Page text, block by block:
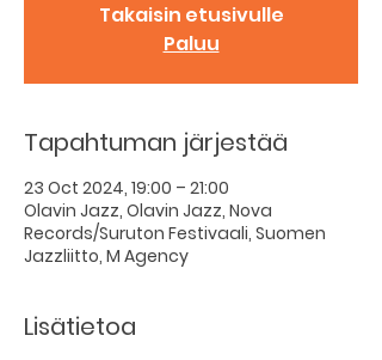
Takaisin etusivulle
Paluu
Tapahtuman järjestää
23 Oct 2024, 19:00 – 21:00
Olavin Jazz, Olavin Jazz, Nova
Records/Suruton Festivaali, Suomen
Jazzliitto, M Agency
Lisätietoa